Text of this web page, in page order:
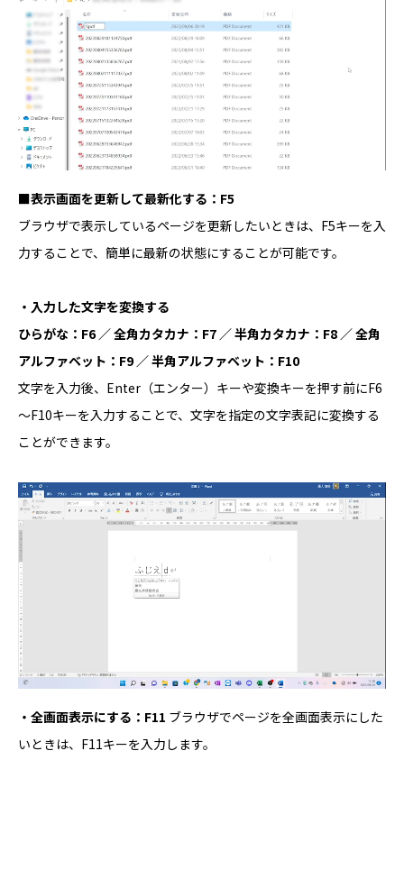
■表示画面を更新して最新化する：F5
ブラウザで表示しているページを更新したいときは、F5キーを入
力することで、簡単に最新の状態にすることが可能です。
・入力した文字を変換する
ひらがな：F6 ／ 全角カタカナ：F7 ／ 半角カタカナ：F8 ／ 全角
アルファベット：F9 ／ 半角アルファベット：F10
文字を入力後、Enter（エンター）キーや変換キーを押す前にF6
～F10キーを入力することで、文字を指定の文字表記に変換する
ことができます。
・全画面表示にする：F11 ブラウザでページを全画面表示にした
いときは、F11キーを入力します。